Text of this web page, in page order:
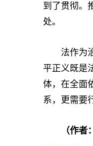
到了贯彻。
处。
法作为治
平正义既是
体，在全面
系，更需要
（作